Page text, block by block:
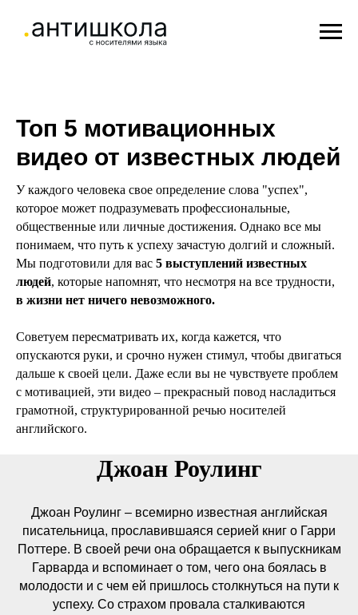
Топ 5 мотивационных
видео от известных людей
У каждого человека свое определение слова "успех",
которое может подразумевать профессиональные,
общественные или личные достижения. Однако все мы
понимаем, что путь к успеху зачастую долгий и сложный.
Мы подготовили для вас 5 выступлений известных
людей, которые напомнят, что несмотря на все трудности,
в жизни нет ничего невозможного.
Советуем пересматривать их, когда кажется, что
опускаются руки, и срочно нужен стимул, чтобы двигаться
дальше к своей цели. Даже если вы не чувствуете проблем
с мотивацией, эти видео – прекрасный повод насладиться
грамотной, структурированной речью носителей
английского.
Джоан Роулинг
Джоан Роулинг – всемирно известная английская
писательница, прославившаяся серией книг о Гарри
Поттере. В своей речи она обращается к выпускникам
Гарварда и вспоминает о том, чего она боялась в
молодости и с чем ей пришлось столкнуться на пути к
успеху. Со страхом провала сталкиваются